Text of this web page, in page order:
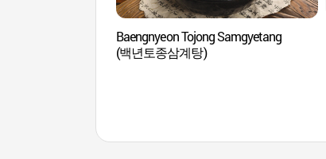
Baengnyeon Tojong Samgyetang
(백년토종삼계탕)